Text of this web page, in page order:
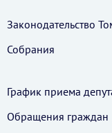
Законодательство
Собрания
График приема
Обращения граждан